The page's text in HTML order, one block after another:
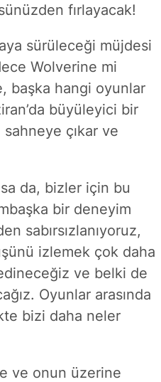
fırlayacak!
sürüleceği müjdesi
Wolverine mi
başka hangi oyunlar
büyüleyici bir
çıkar ve
da, bizler için bu
bir deneyim
sabırsızlanıyoruz,
izlemek çok daha
ve belki de
Oyunlar arasında
bizi daha neler
ve onun üzerine